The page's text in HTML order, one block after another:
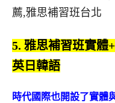
5. 雅思補習班實體
英日韓語
時代國際也開設了實體